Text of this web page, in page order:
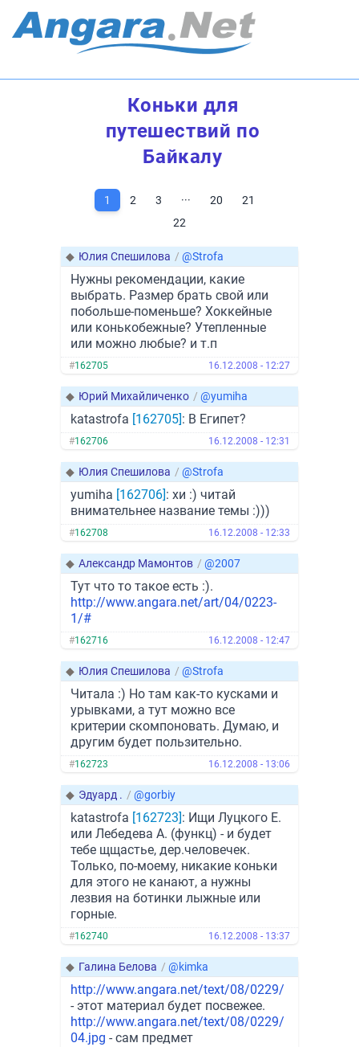
Коньки для
путешествий по
Байкалу
1 2 3 ··· 20
21
22
◆ Юлия Спешилова / @Strofa
Нужны рекомендации, какие
выбрать. Размер брать свой или
побольше-поменьше? Хоккейные
или конькобежные? Утепленные
или можно любые? и т.п
#162705 16.12.2008 - 12:27
◆ Юрий Михайличенко / @yumiha
katastrofa [162705]: В Египет?
#162706 16.12.2008 - 12:31
◆ Юлия Спешилова / @Strofa
yumiha [162706]: хи :) читай
внимательнее название темы :)))
#162708 16.12.2008 - 12:33
◆ Александр Мамонтов / @2007
Тут что то такое есть :).
http://www.angara.net/art/04/0223-
1/#
#162716 16.12.2008 - 12:47
◆ Юлия Спешилова / @Strofa
Читала :) Но там как-то кусками и
урывками, а тут можно все
критерии скомпоновать. Думаю, и
другим будет пользительно.
#162723 16.12.2008 - 13:06
◆ Эдуард . / @gorbiy
katastrofa [162723]: Ищи Луцкого Е.
или Лебедева А. (функц) - и будет
тебе щщастье, дер.человечек.
Только, по-моему, никакие коньки
для этого не канают, а нужны
лезвия на ботинки лыжные или
горные.
#162740 16.12.2008 - 13:37
◆ Галина Белова / @kimka
http://www.angara.net/text/08/0229/
- этот материал будет посвежее.
http://www.angara.net/text/08/0229/
04.jpg - сам предмет